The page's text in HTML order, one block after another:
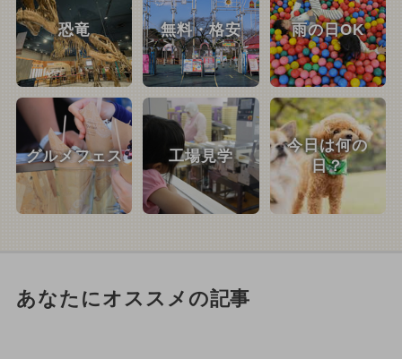
恐竜 無料・格安 雨の日OK
グルメフェス 工場見学
今日は何の
日？
あなたにオススメの記事